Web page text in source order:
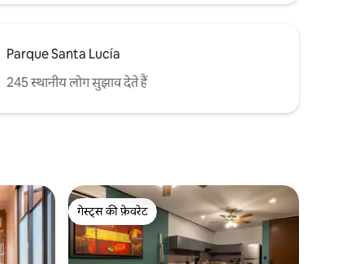
Parque Santa Lucía
245 स्थानीय लोग सुझाव देते हैं
गेस्ट्स की फ़ेवरेट
गेस्ट्स की फ़ेवरेट